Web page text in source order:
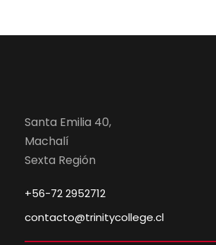
Santa Emilia 40,
Machalí
Sexta Región
+56-72 2952712
contacto@trinitycollege.cl